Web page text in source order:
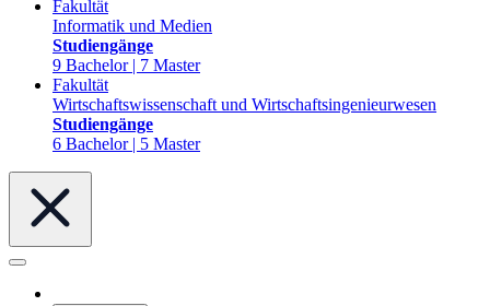
Fakultät
Informatik und Medien
Studiengänge
9 Bachelor | 7 Master
Fakultät
Wirtschaftswissenschaft und Wirtschaftsingenieurwesen
Studiengänge
6 Bachelor | 5 Master